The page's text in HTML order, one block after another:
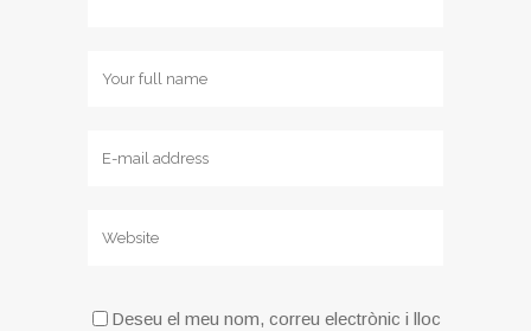
Deseu el meu nom, correu electrònic i lloc